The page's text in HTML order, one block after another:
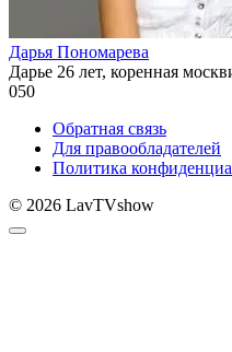
Дарья Пономарева
Дарье 26 лет, коренная
050
Обратная связь
Для правообладателей
Политика
© 2026 LavTVshow